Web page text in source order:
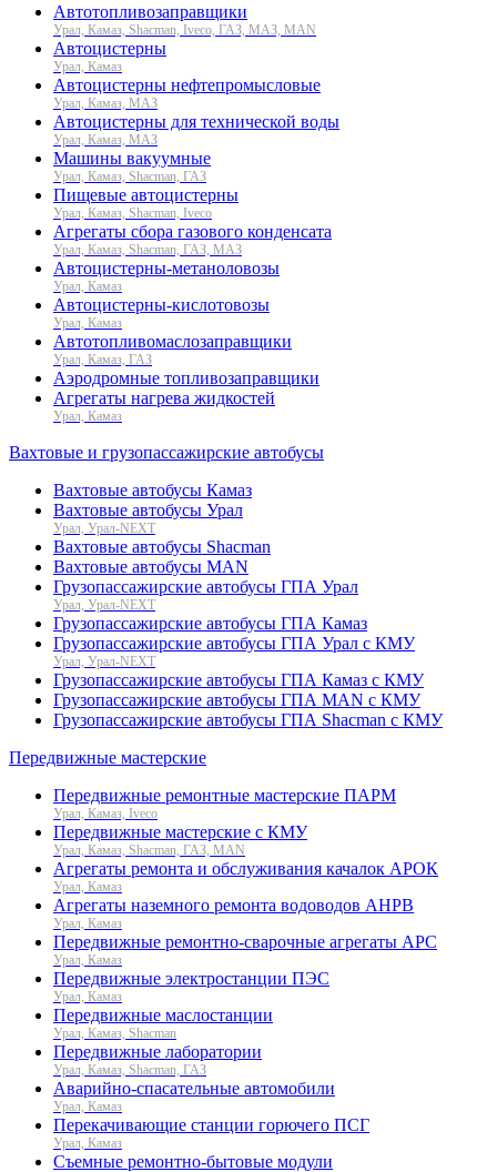
Автотопливозаправщики
Урал, Камаз, Shacman, Iveco, ГАЗ, МАЗ, MAN
Автоцистерны
Урал, Камаз
Автоцистерны нефтепромысловые
Урал, Камаз, МАЗ
Автоцистерны для технической воды
Урал, Камаз, МАЗ
Машины вакуумные
Урал, Камаз, Shacman, ГАЗ
Пищевые автоцистерны
Урал, Камаз, Shacman, Iveco
Агрегаты сбора газового конденсата
Урал, Камаз, Shacman, ГАЗ, МАЗ
Автоцистерны-метаноловозы
Урал, Камаз
Автоцистерны-кислотовозы
Урал, Камаз
Автотопливомаслозаправщики
Урал, Камаз, ГАЗ
Аэродромные топливозаправщики
Агрегаты нагрева жидкостей
Урал, Камаз
Вахтовые и грузопассажирские автобусы
Вахтовые автобусы Камаз
Вахтовые автобусы Урал
Урал, Урал-NEXT
Вахтовые автобусы Shacman
Вахтовые автобусы MAN
Грузопассажирские автобусы ГПА Урал
Урал, Урал-NEXT
Грузопассажирские автобусы ГПА Камаз
Грузопассажирские автобусы ГПА Урал с КМУ
Урал, Урал-NEXT
Грузопассажирские автобусы ГПА Камаз с КМУ
Грузопассажирские автобусы ГПА MAN с КМУ
Грузопассажирские автобусы ГПА Shacman с КМУ
Передвижные мастерские
Передвижные ремонтные мастерские ПАРМ
Урал, Камаз, Iveco
Передвижные мастерские с КМУ
Урал, Камаз, Shacman, ГАЗ, MAN
Агрегаты ремонта и обслуживания качалок АРОК
Урал, Камаз
Агрегаты наземного ремонта водоводов АНРВ
Урал, Камаз
Передвижные ремонтно-сварочные агрегаты АРС
Урал, Камаз
Передвижные электростанции ПЭС
Урал, Камаз
Передвижные маслостанции
Урал, Камаз, Shacman
Передвижные лаборатории
Урал, Камаз, Shacman, ГАЗ
Аварийно-спасательные автомобили
Урал, Камаз
Перекачивающие станции горючего ПСГ
Урал, Камаз
Съемные ремонтно-бытовые модули